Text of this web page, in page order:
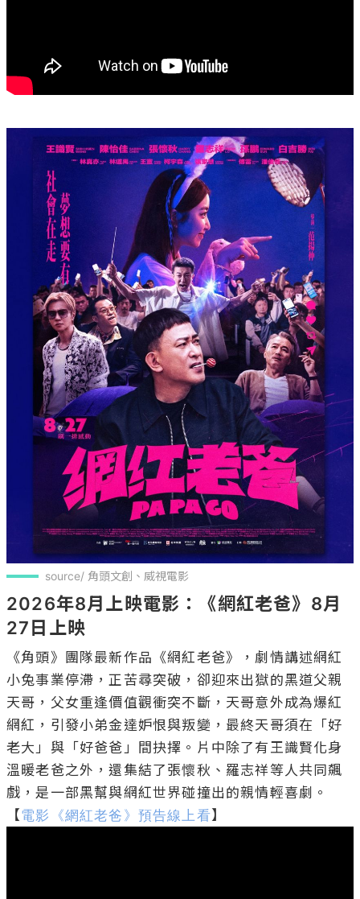
source/ 角頭文創、威視電影
2026年8月上映電影：《網紅老爸》8月
27日上映
《角頭》團隊最新作品《網紅老爸》，劇情講述網紅
小兔事業停滯，正苦尋突破，卻迎來出獄的黑道父親
天哥，父女重逢價值觀衝突不斷，天哥意外成為爆紅
網紅，引發小弟金達妒恨與叛變，最終天哥須在「好
老大」與「好爸爸」間抉擇。片中除了有王識賢化身
溫暖老爸之外，還集結了張懷秋、羅志祥等人共同飆
戲，是一部黑幫與網紅世界碰撞出的親情輕喜劇。
【電影《網紅老爸》預告線上看